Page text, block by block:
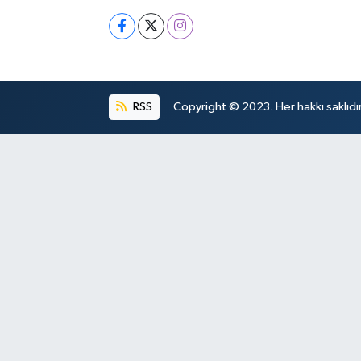
RSS Copyright © 2023. Her hakkı